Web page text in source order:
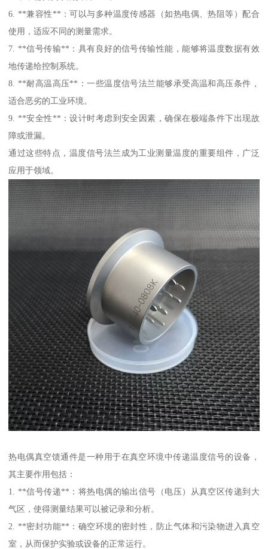
6. **兼容性**：可以与多种温度传感器（如热电偶、热阻等）配合
使用，适应不同的测量需求。
7. **信号传输**：具有良好的信号传输性能，能够将温度数据有效
地传递给控制系统。
8. **耐高温高压**：一些温度信号法兰能够承受高温和高压条件，
适合恶劣的工业环境。
9. **安全性**：设计时考虑到安全因素，确保在极端条件下出现故
障或泄漏。
通过这些特点，温度信号法兰成为工业测量温度的重要组件，广泛
应用于领域。
热电偶真空馈通件是一种用于在真空环境中传递温度信号的设备，
其主要作用包括：
1. **信号传递**：将热电偶的输出信号（电压）从真空区传递到大
气区，使得测量结果可以被记录和分析。
2. **密封功能**：确空环境的密封性，防止气体和污染物进入真空
室，从而保护实验或设备的正常运行。